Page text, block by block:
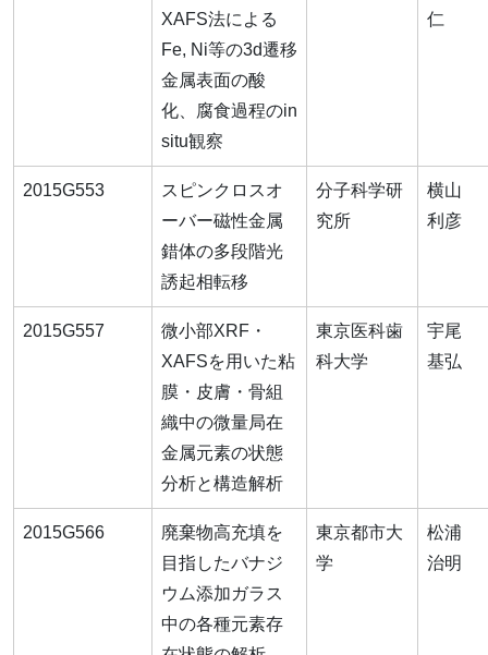
XAFS法による
Fe, Ni等の3d遷移
金属表面の酸
化、腐食過程のin
situ観察
仁
2015G553
スピンクロスオ
ーバー磁性金属
錯体の多段階光
誘起相転移
分子科学研
究所
横山
利彦
2015G557
微小部XRF・
XAFSを用いた粘
膜・皮膚・骨組
織中の微量局在
金属元素の状態
分析と構造解析
東京医科歯
科大学
宇尾
基弘
2015G566
廃棄物高充填を
目指したバナジ
ウム添加ガラス
中の各種元素存
東京都市大
学
松浦
治明